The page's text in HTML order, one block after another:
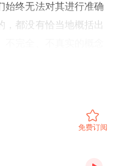
始终无法对其进行准确
，都没有恰当地概括出
人明白大道的绝对性
类的自私和贪婪，采
种无所作为的处世哲学
生态度，是对人类自
大道并和大道融为一
免费订阅